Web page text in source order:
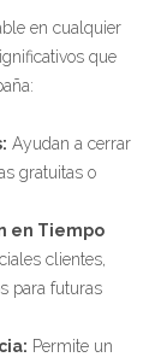
en cualquier
que
Ayudan a cerrar
gratuitas o
en Tiempo
clientes,
para futuras
Permite un